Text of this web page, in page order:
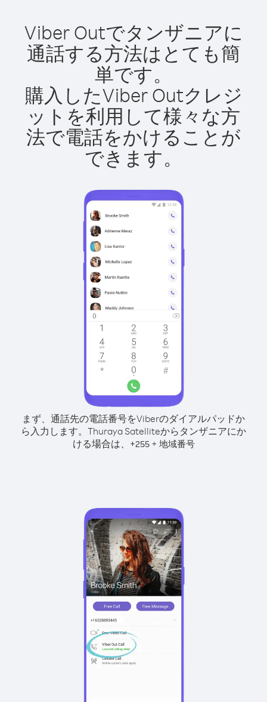
Viber Outでタンザニアに
通話する方法はとても簡
単です。
購入したViber Outクレジ
ットを利用して様々な方
法で電話をかけることが
できます。
まず、通話先の電話番号をViberのダイアルパッドか
ら入力します。 Thuraya Satelliteからタンザニアにか
ける場合は、
+255+ 地域番号